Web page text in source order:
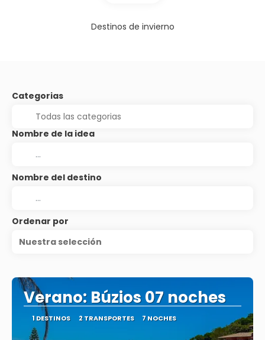
Destinos de invierno
Categorias
Nombre de la idea
Nombre del destino
Ordenar por
Nuestra selección
Verano: Búzios 07 noches
1 DESTINOS 2 TRANSPORTES 7 NOCHES